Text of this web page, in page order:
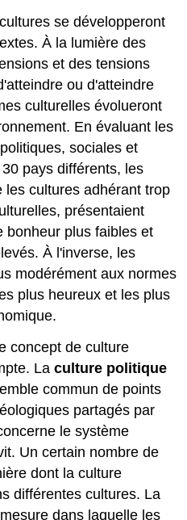
se développeront
À la lumière des
et des tensions
ou d'atteindre
culturelles évolueront
En évaluant les
sociales et
pays différents, les
les cultures adhérant trop
présentaient
bonheur plus faibles et
À l'inverse, les
modérément aux normes
plus heureux et les plus
concept de culture
Laculture politique
commun de points
partagés par
le système
Un certain nombre de
dont la culture
différentes cultures. La
dans laquelle les